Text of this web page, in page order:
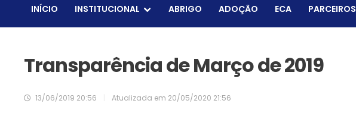
INÍCIO INSTITUCIONAL ABRIGO ADOÇÃO ECA PARCEIROS
Transparência de Março de 2019
13/06/2019 20:56 Atualizada em 20/05/2020 21:56